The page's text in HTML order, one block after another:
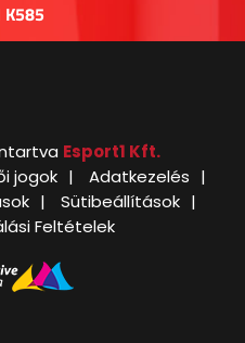
K585
Esport1 Kft.
jogok
Adatkezelés
Sütibeállítások
Feltételek